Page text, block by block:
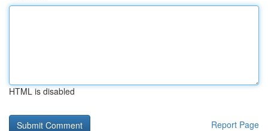
HTML is disabled
Report Page